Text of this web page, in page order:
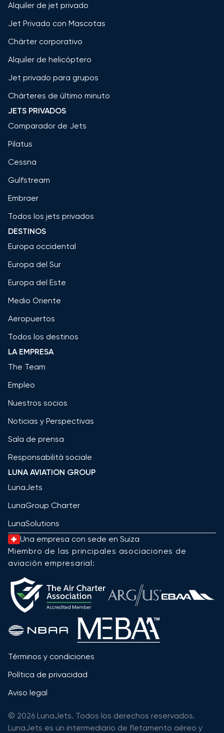
Alquiler de jet privado
Jet Privado con Mascotas
Chárter corporativo
Alquiler de helicóptero
Jet privado para grupos
Chárteres de último minuto
JETS PRIVADOS
Comparador de Jets
Pilatus
Cessna
Gulfstream
Embraer
Todos los jets privados
DESTINOS
Europa occidental
Europa del Sur
Europa del Este
Medio Oriente
Aeropuertos
Todos los destinos
LA EMPRESA
The Team
Empleo
Nuestros socios
Noticias y Perspectivas
Sala de prensa
Responsabilità sociale
LUNA AVIATION GROUP
LunaJets
LunaGroup Charter
LunaSolutions
Una empresa con sede en Suiza
Miembro de las principales asociaciones de
aviación empresarial:
Términos y condiciones
Política de privacidad
Aviso legal
© 2026 LunaJets. Todos los derechos reservados.
LunaJets es un intermediario de fletamento aéreo y